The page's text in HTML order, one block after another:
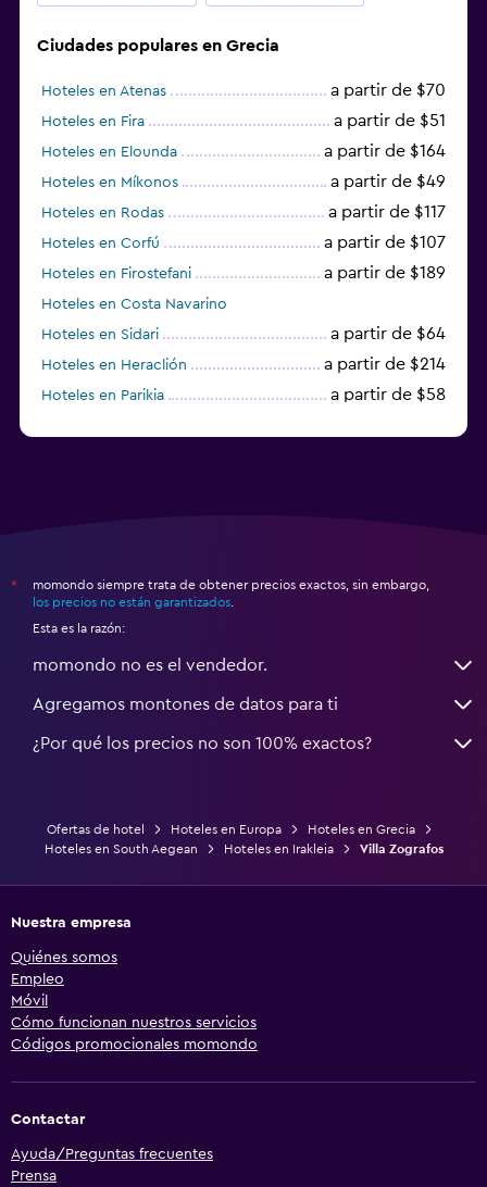
Ciudades populares en Grecia
Hoteles en Atenas a partir de $70
Hoteles en Fira a partir de $51
Hoteles en Elounda a partir de $164
Hoteles en Míkonos a partir de $49
Hoteles en Rodas a partir de $117
Hoteles en Corfú a partir de $107
Hoteles en Firostefani a partir de $189
Hoteles en Costa Navarino
Hoteles en Sidari
a partir de $64
Hoteles en Heraclión a partir de $214
Hoteles en Parikia a partir de $58
*
momondo siempre trata de obtener precios exactos, sin embargo,
los precios no están garantizados
Esta es la razón:
momondo no es el vendedor.
Agregamos montones de datos para ti
¿Por qué los precios no son 100% exactos?
Ofertas de hotel Hoteles en Europa
Hoteles en Grecia
Hoteles en South Aegean
Hoteles en Irakleia Villa Zografos
Nuestra empresa
Quiénes somos
Empleo
Móvil
Cómo funcionan nuestros servicios
Códigos promocionales momondo
Contactar
Ayuda/Preguntas frecuentes
Prensa